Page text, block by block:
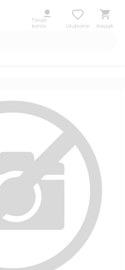
Twoje
konto
Ulubione Koszyk